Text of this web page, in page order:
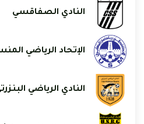
النادي الصفاقسي
الإتحاد الرياضي
النادي الرياضي